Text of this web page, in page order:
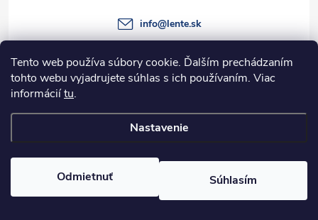
Tento web používa súbory cookie. Ďalším prechádzaním
tohto webu vyjadrujete súhlas s ich používaním. Viac
informáciítu.
Nastavenie
Odmietnuť Súhlasím
e
info@lente.sk
Informácie pre vás
. Všetky práva vyhradené.